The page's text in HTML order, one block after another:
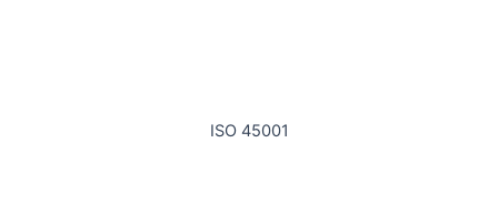
ISO 45001